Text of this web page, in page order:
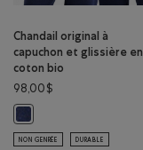
Chandail original à
capuchon et glissière en
coton bio
98,00$
NON GENRÉE DURABLE